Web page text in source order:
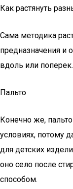
Как растянуть
Сама методика
предназначения и
вдоль или поперек.
Пальто
Конечно же,
условиях, потому
для детских
оно село после
способом.